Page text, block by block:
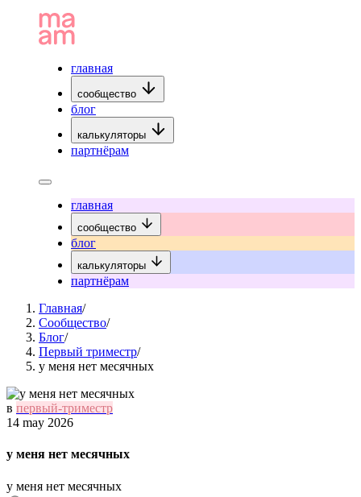
главная
сообщество
блог
калькуляторы
партнёрам
главная
сообщество
блог
калькуляторы
партнёрам
Главная/
Сообщество/
Блог/
Первый триместр/
у меня нет месячных
в первый-триместр
14 may 2026
у меня нет месячных
у меня нет месячных